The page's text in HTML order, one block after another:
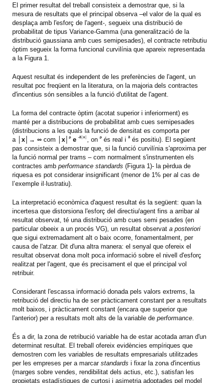
El primer resultat del treball consisteix a demostrar que, si la
mesura de resultats que el principal observa –el valor de la qual es
desplaça amb l'esforç de l'agent-, segueix una distribució de
probabilitat de tipus Variance-Gamma (una generalització de la
distribució gaussiana amb cues semipesades), el contracte retributiu
òptim segueix la forma funcional curvilínia que apareix representada
a la Figura 1.
Aquest resultat és independent de les preferències de l'agent, un
resultat poc freqüent en la literatura, on la majoria dels contractes
d'incentius són sensibles a la funció d'utilitat de l'agent.
La forma del contracte òptim (acotat superior i inferiorment) es
manté per a distribucions de probabilitat amb cues semipesades
(distribucions a les quals la funció de densitat es comporta per
a
│x│→ ∞ com │x│ ρ e -δ│x│ , on ρ és real i δ és positiu). El següent
pas consisteix a demostrar que, si la funció curvilínia s'aproxima per
la funció normal per trams – com normalment s'instrumenten els
contractes amb performance standards (Figura 1)- la pèrdua de
riquesa es pot considerar insignificant (menor de 1% per al cas de
l’exemple il·lustratiu).
La interpretació econòmica d'aquest resultat és la següent: quan la
incertesa que distorsiona l'esforç del directiu/agent fins a arribar al
resultat observat, té una distribució amb cues semi pesades (en
particular obeeix a un procés VG), un resultat observat a posteriori
que sigui extremadament alt o baix ocorre, fonamentalment, per
causa de l'atzar. Dit d'una altra manera: el senyal que ofereix el
resultat observat dona molt poca informació sobre el nivell d'esforç
realitzat per l'agent, que és precisament el que el principal vol
retribuir.
Considerant l'escassa informació donada pels valors extrems, la
retribució del directiu ha de ser pràcticament constant per a resultats
molt baixos, i pràcticament constant (encara que superior que
l'anterior) per a resultats molt alts de la variable de performance.
És a dir, la zona de retribució variable ha de estar acotada arran d'un
determinat resultat. El treball ofereix evidències empíriques que
demostren com les variables de resultats empresarials utilitzades
per les empreses per a marcar standards i fixar la zona d'incentius
(marges sobre vendes, rendibilitat dels actius, etc.), satisfan les
propietats estadístiques de curtosi i asimetria adoptades pel model